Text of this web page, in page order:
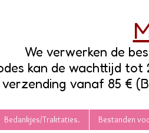
We verwerken de
kan de wachttijd
vanaf 85 €
Bedankjes/Traktaties. Bestanden